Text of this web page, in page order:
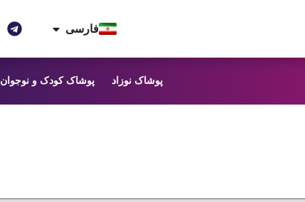
فارسی
پوشاک نوزاد پوشاک کودک و نوجوان